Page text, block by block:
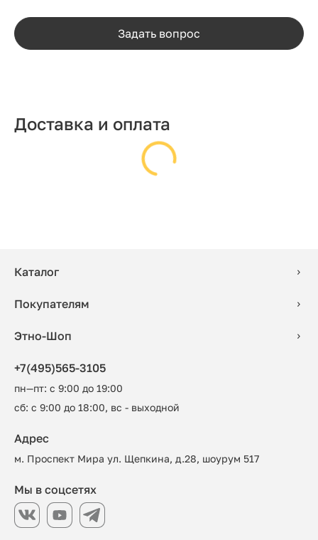
Задать вопрос
Доставка и оплата
Каталог
Покупателям
Этно-Шоп
+7(495)565-3105
пн—пт: с 9:00 до 19:00
сб: с 9:00 до 18:00, вс - выходной
Адрес
м. Проспект Мира ул. Щепкина, д.28, шоурум 517
Мы в соцсетях